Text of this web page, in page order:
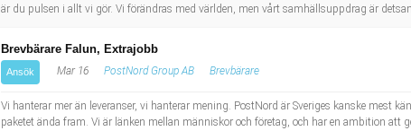
är du pulsen i allt vi gör. Vi förändras med världen, men vårt samhällsuppdrag är
Brevbärare Falun, Extrajobb
Ansök Mar 16 PostNord Group AB Brevbärare
Vi hanterar mer än leveranser, vi hanterar mening. PostNord är Sveriges kanske mest
paketet ända fram. Vi är länken mellan människor och företag, och har en ambition att